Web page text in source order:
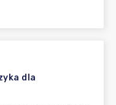
dla